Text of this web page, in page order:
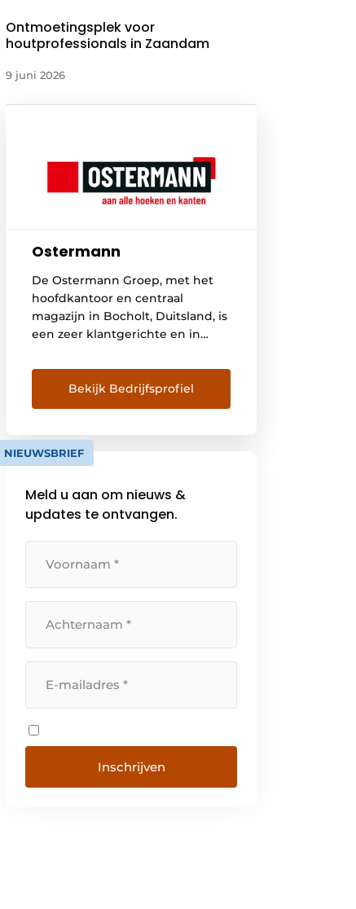
Ontmoetingsplek voor
houtprofessionals in Zaandam
9 juni 2026
Ostermann
De Ostermann Groep, met het
hoofdkantoor en centraal
magazijn in Bocholt, Duitsland, is
een zeer klantgerichte en in
voor keuken-, meubel- en
interieurbouw. Met 500
medewerkers is Ostermann
gaat om kantenband,
meubelbeslag, inbouwartikelen
Vanuit Bocholt in Duitsland en
de vestigingen in Nederland,
Bekijk Bedrijfsprofiel
NIEUWSBRIEF
Meld u aan om nieuws &
updates te ontvangen.